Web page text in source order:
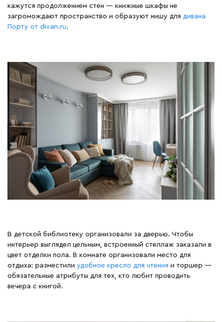
кажутся продолжением стен — книжные шкафы не
загромождают пространство и образуют нишу для дивана
Порту от divan.ru.
В детской библиотеку организовали за дверью. Чтобы
интерьер выглядел цельным, встроенный стеллаж заказали в
цвет отделки пола. В комнате организовали место для
отдыха: разместили удобное кресло для чтения и торшер —
обязательные атрибуты для тех, кто любит проводить
вечера с книгой.